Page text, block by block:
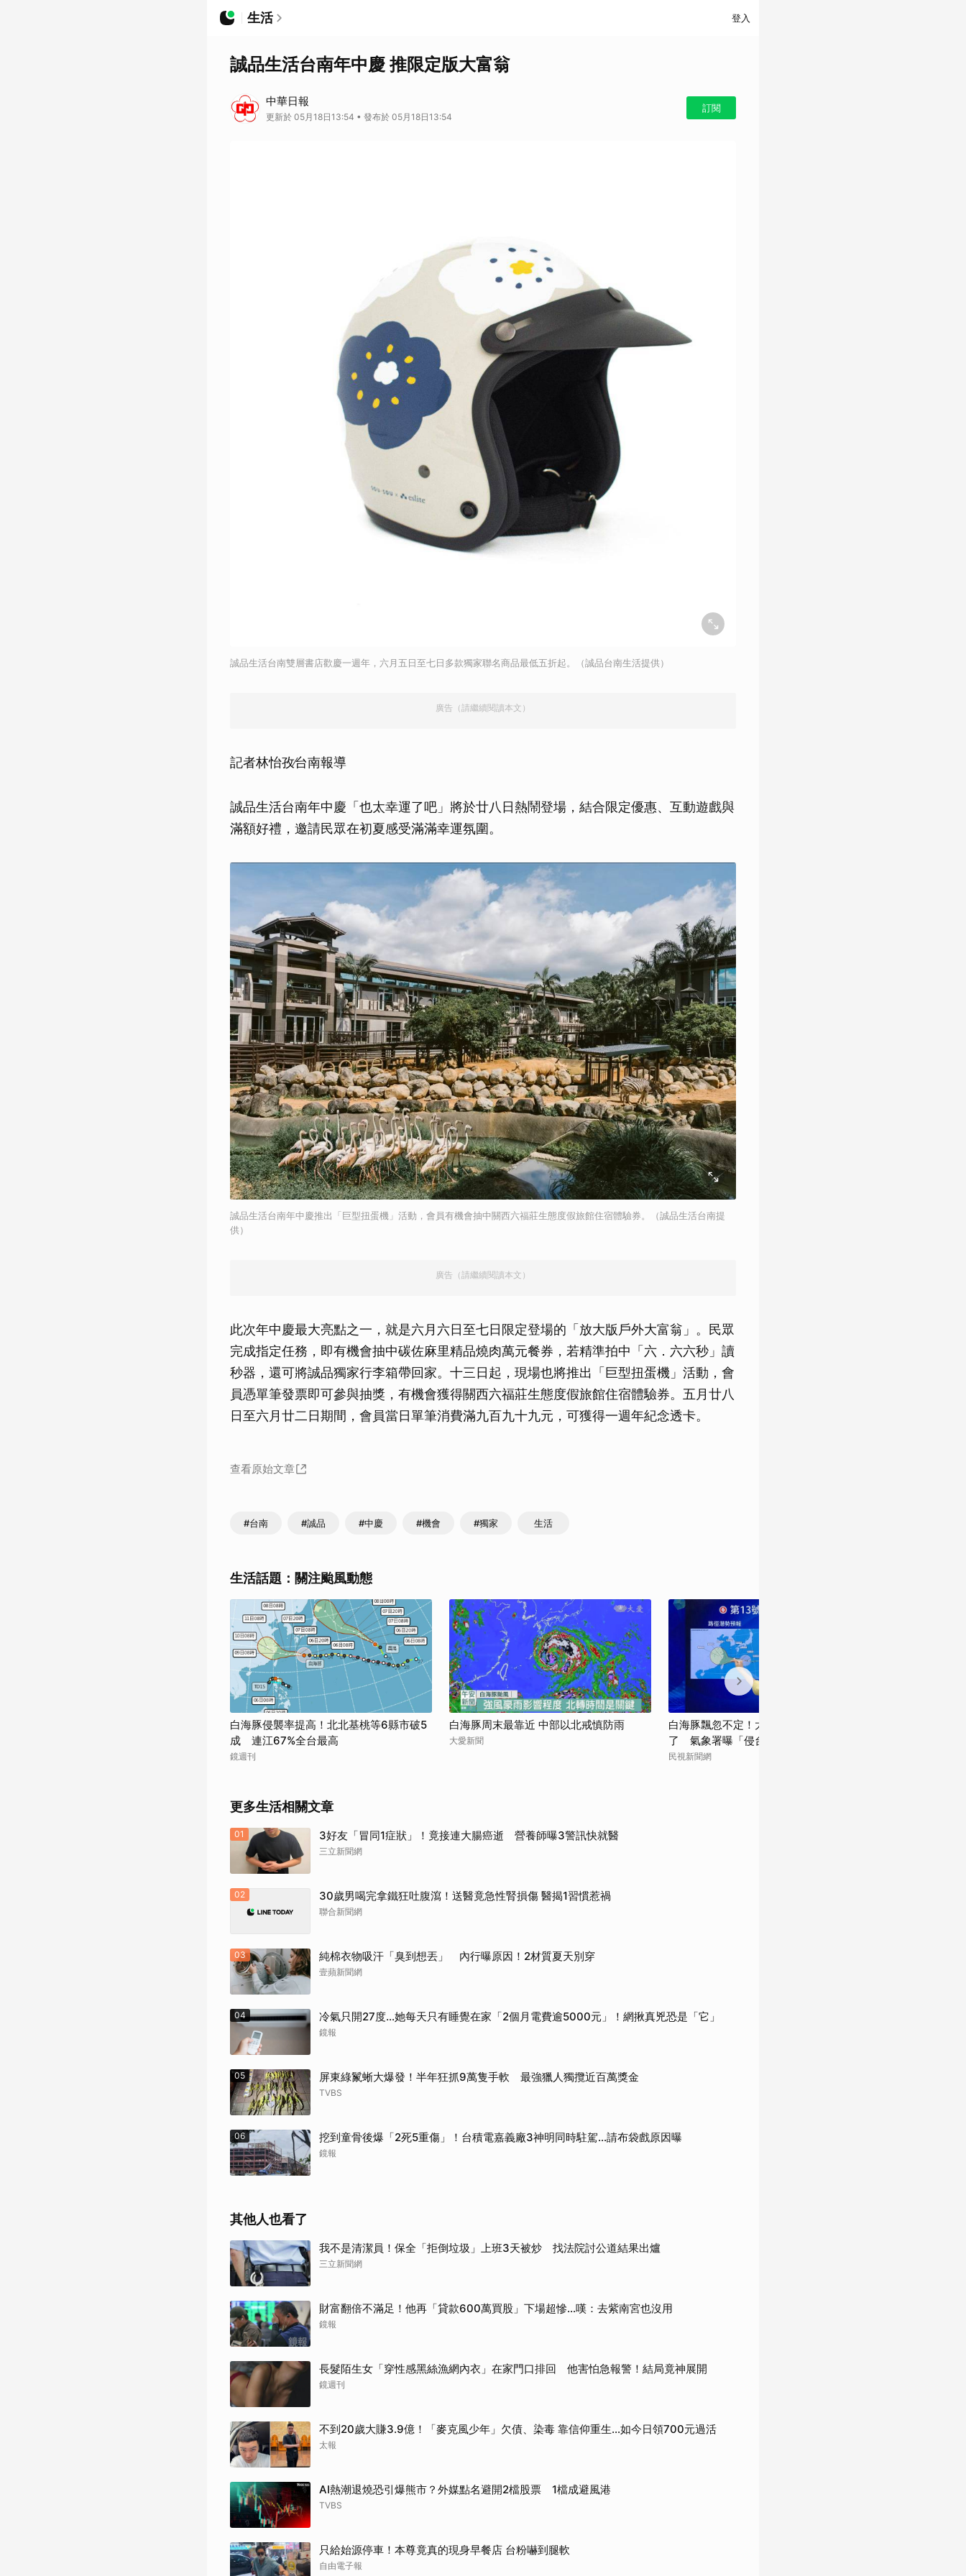
生活 登入
誠品生活台南年中慶 推限定版大富翁
中華日報
更新於 05月18日13:54 • 發布於 05月18日13:54
訂閱
誠品生活台南雙層書店歡慶一週年，六月五日至七日多款獨家聯名商品最低五折起。（誠品台南生活提供）
廣告（請繼續閱讀本文）
記者林怡孜∕台南報導
誠品生活台南年中慶「也太幸運了吧」將於廿八日熱鬧登場，結合限定優惠、互動遊戲與
滿額好禮，邀請民眾在初夏感受滿滿幸運氛圍。
誠品生活台南年中慶推出「巨型扭蛋機」活動，會員有機會抽中關西六福莊生態度假旅館住宿體驗券。（誠品生活台南提
供）
廣告（請繼續閱讀本文）
此次年中慶最大亮點之一，就是六月六日至七日限定登場的「放大版戶外大富翁」。民眾
完成指定任務，即有機會抽中碳佐麻里精品燒肉萬元餐券，若精準拍中「六．六六秒」讀
秒器，還可將誠品獨家行李箱帶回家。十三日起，現場也將推出「巨型扭蛋機」活動，會
員憑單筆發票即可參與抽獎，有機會獲得關西六福莊生態度假旅館住宿體驗券。五月廿八
日至六月廿二日期間，會員當日單筆消費滿九百九十九元，可獲得一週年紀念透卡。
查看原始文章
#台南 #誠品 #中慶 #機會 #獨家 生活
生活話題：關注颱風動態
白海豚侵襲率提高！北北基桃等6縣市破5
成 連江67%全台最高
鏡週刊
白海豚周末最靠近 中部以北戒慎防雨
大愛新聞
白海豚飄忽不定！太平洋高壓真的減弱
了 氣象署曝「侵台機率」這樣說
民視新聞網
更多生活相關文章
01 3好友「冒同1症狀」！竟接連大腸癌逝 營養師曝3警訊快就醫
三立新聞網
02 30歲男喝完拿鐵狂吐腹瀉！送醫竟急性腎損傷 醫揭1習慣惹禍
聯合新聞網
03 純棉衣物吸汗「臭到想丟」 內行曝原因！2材質夏天別穿
壹蘋新聞網
04 冷氣只開27度…她每天只有睡覺在家「2個月電費逾5000元」！網揪真兇恐是「它」
鏡報
05 屏東綠鬣蜥大爆發！半年狂抓9萬隻手軟 最強獵人獨攬近百萬獎金
TVBS
06 挖到童骨後爆「2死5重傷」！台積電嘉義廠3神明同時駐駕...請布袋戲原因曝
鏡報
其他人也看了
我不是清潔員！保全「拒倒垃圾」上班3天被炒 找法院討公道結果出爐
三立新聞網
財富翻倍不滿足！他再「貸款600萬買股」下場超慘...嘆：去紫南宮也沒用
鏡報
長髮陌生女「穿性感黑絲漁網內衣」在家門口排回 他害怕急報警！結局竟神展開
鏡週刊
不到20歲大賺3.9億！「麥克風少年」欠債、染毒 靠信仰重生...如今日領700元過活
太報
AI熱潮退燒恐引爆熊市？外媒點名避開2檔股票 1檔成避風港
TVBS
只給始源停車！本尊竟真的現身早餐店 台粉嚇到腿軟
自由電子報
取消